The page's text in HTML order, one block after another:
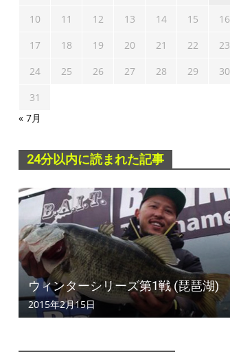
10
11 12 13 14 15
16
17
18 19 20 21 22
23
24
25 26 27 28 29
30
31
« 7月
24分以内に読まれた記事
ウィンターシリーズ第1戦 (琵琶湖)
2015年2月15日